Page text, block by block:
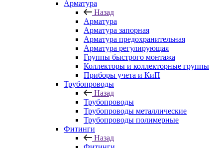
Арматура
Назад
Арматура
Арматура запорная
Арматура предохранительная
Арматура регулирующая
Группы быстрого монтажа
Коллекторы и коллекторные группы
Приборы учета и КиП
Трубопроводы
Назад
Трубопроводы
Трубопроводы металлические
Трубопроводы полимерные
Фитинги
Назад